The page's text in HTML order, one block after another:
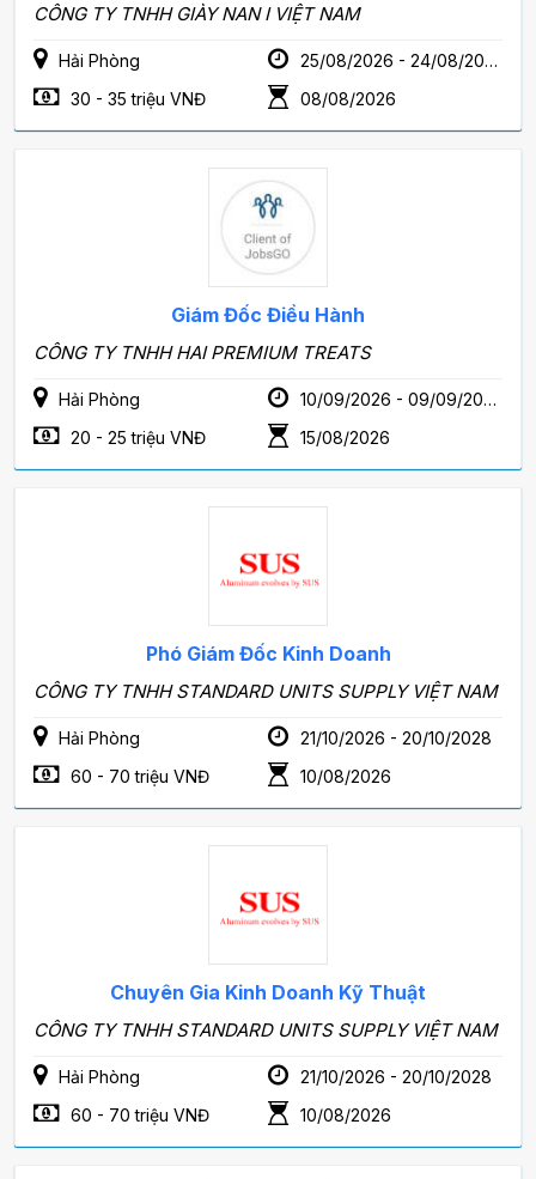
CÔNG TY TNHH GIÀY NAN I VIỆT NAM
Hải Phòng
25/08/2026 - 24/08/2028
30 - 35 triệu VNĐ
08/08/2026
Giám Đốc Điều Hành
CÔNG TY TNHH HAI PREMIUM TREATS
Hải Phòng
10/09/2026 - 09/09/2028
20 - 25 triệu VNĐ
15/08/2026
Phó Giám Đốc Kinh Doanh
CÔNG TY TNHH STANDARD UNITS SUPPLY VIỆT NAM
Hải Phòng
21/10/2026 - 20/10/2028
60 - 70 triệu VNĐ
10/08/2026
Chuyên Gia Kinh Doanh Kỹ Thuật
CÔNG TY TNHH STANDARD UNITS SUPPLY VIỆT NAM
Hải Phòng
21/10/2026 - 20/10/2028
60 - 70 triệu VNĐ
10/08/2026